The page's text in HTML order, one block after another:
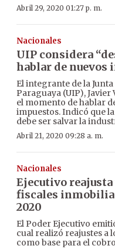
Abril 29, 2020 01:27 p. m.
Nacionales
UIP considera
hablar de nuevos
El integrante de la
Paraguaya (UIP), Javier
el momento de hablar
impuestos. Indicó que
debe ser salvar la
Abril 21, 2020 09:28 a. m.
Nacionales
Ejecutivo
fiscales
2020
El Poder Ejecutivo
cual realizó reajustes a
como base para el